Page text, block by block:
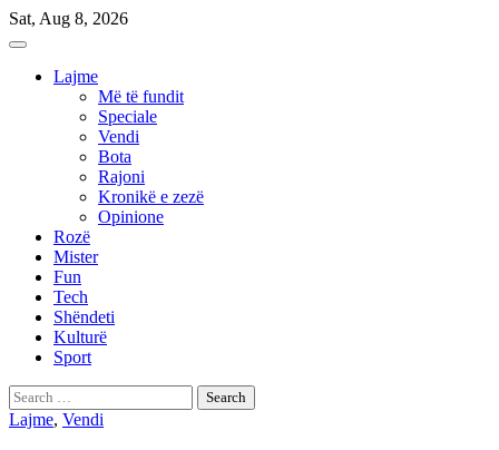
Skip
to
Sat, Aug 8, 2026
Lajme
Më të fundit
Speciale
Vendi
Bota
Rajoni
Kronikë e zezë
Opinione
Rozë
Mister
Fun
Tech
Shëndeti
Kulturë
Sport
Search
for:
Lajme, Vendi